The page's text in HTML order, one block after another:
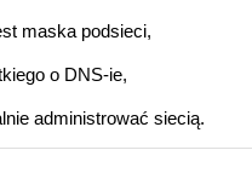
maska podsieci,
o DNS-ie,
administrować siecią.